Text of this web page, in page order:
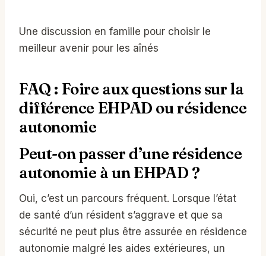
Une discussion en famille pour choisir le
meilleur avenir pour les aînés
FAQ : Foire aux questions sur la
différence EHPAD ou résidence
autonomie
Peut-on passer d’une résidence
autonomie à un EHPAD ?
Oui, c’est un parcours fréquent. Lorsque l’état
de santé d’un résident s’aggrave et que sa
sécurité ne peut plus être assurée en résidence
autonomie malgré les aides extérieures, un